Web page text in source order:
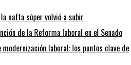
nafta súper volvió a subir
de la Reforma laboral en el Senado
laboral: los puntos clave de